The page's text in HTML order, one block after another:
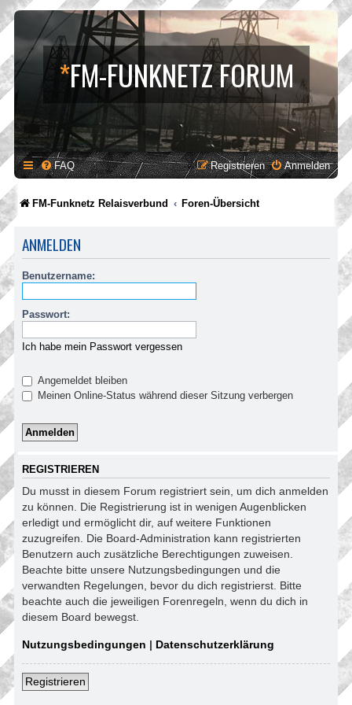
*FM-FUNKNETZ FORUM
FAQ Anmelden
Registrieren
FM-Funknetz Relaisverbund Foren-Übersicht
ANMELDEN
Benutzername:
Passwort:
Ich habe mein Passwort vergessen
Angemeldet bleiben
Meinen Online-Status während dieser Sitzung verbergen
REGISTRIEREN
Du musst in diesem Forum registriert sein, um dich anmelden
zu können. Die Registrierung ist in wenigen Augenblicken
erledigt und ermöglicht dir, auf weitere Funktionen
zuzugreifen. Die Board-Administration kann registrierten
Benutzern auch zusätzliche Berechtigungen zuweisen.
Beachte bitte unsere Nutzungsbedingungen und die
verwandten Regelungen, bevor du dich registrierst. Bitte
beachte auch die jeweiligen Forenregeln, wenn du dich in
diesem Board bewegst.
Nutzungsbedingungen | Datenschutzerklärung
Registrieren